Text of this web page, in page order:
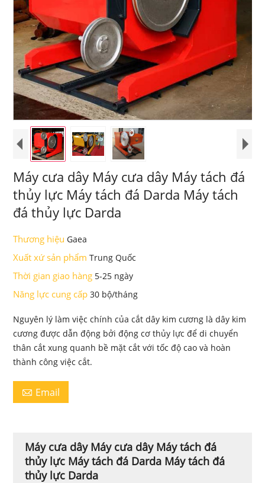
Máy cưa dây Máy cưa dây Máy tách đá
thủy lực Máy tách đá Darda Máy tách
đá thủy lực Darda
Thương hiệuGaea
Xuất xứ sản phẩmTrung Quốc
Thời gian giao hàng 5-25 ngày
Năng lực cung cấp30 bộ/tháng
Nguyên lý làm việc chính của cắt dây kim cương là dây kim
cương được dẫn động bởi động cơ thủy lực để di chuyển
thân cắt xung quanh bề mặt cắt với tốc độ cao và hoàn
thành công việc cắt.
 Email
Máy cưa dây Máy cưa dây Máy tách đá
thủy lực Máy tách đá Darda Máy tách đá
thủy lực Darda